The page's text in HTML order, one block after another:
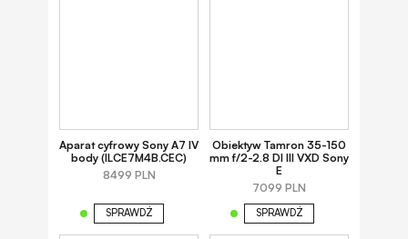
Aparat cyfrowy Sony A7 IV
body (ILCE7M4B.CEC)
8499 PLN
SPRAWDŹ
Obiektyw Tamron 35-150
mm f/2-2.8 DI III VXD Sony
E
7099 PLN
SPRAWDŹ